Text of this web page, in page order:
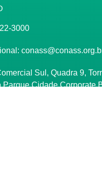
3000
Sul, Quadra 9,
Parque Cidade Corporate